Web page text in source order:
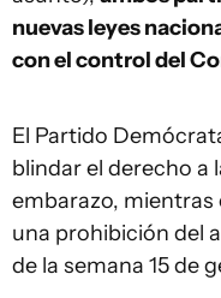
nuevas leyes
con el control del
El Partido
blindar el derecho a
embarazo, mientras
una prohibición del
de la semana 15 de